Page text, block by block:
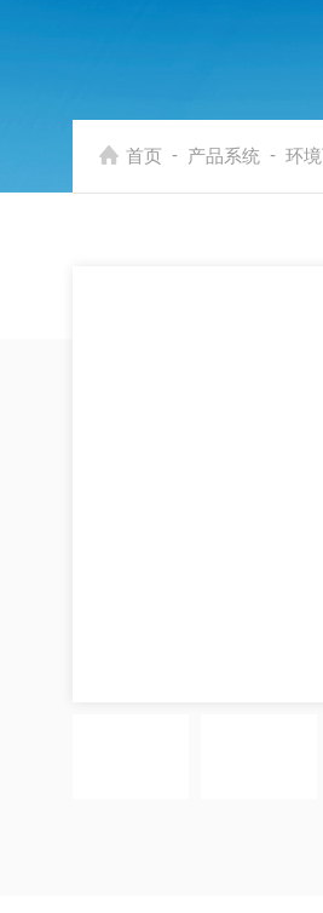
首页 - 产品系统 - 环